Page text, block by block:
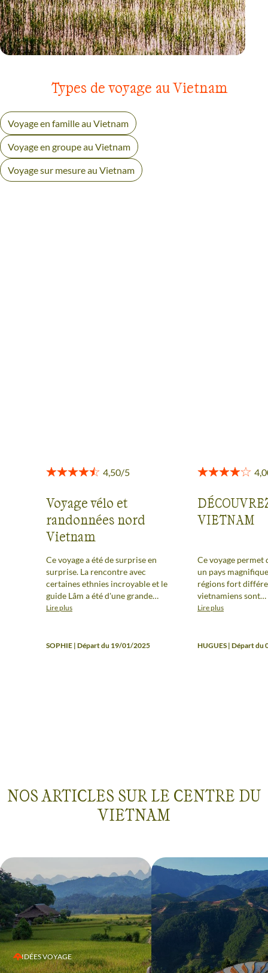
Types de voyage au Vietnam
Voyage en famille au Vietnam
Voyage en groupe au Vietnam
Voyage sur mesure au Vietnam
Voyage vélo et
randonnées nord
Vietnam
Ce voyage a été de surprise en
surprise. La rencontre avec
certaines ethnies incroyable et le
guide Lâm a été d'une grande
bienveillance et d'une extrême
peu sceptique sur le circuit vélos
Lire plus
SOPHIE | Départ du 19/01/2025
VIETNAM
Ce voyage permet
un pays
régions fort
vietnamiens sont
particulièrement
rencontre de ce
Lire plus
HUGUES | Départ
NOS ARTICLES SUR LE CENTRE DU
VIETNAM
IDÉES VOYAGE